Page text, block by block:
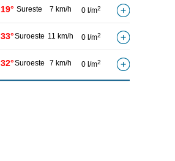
19° Sureste 7 km/h 0 l/m2
33°Suroeste 11 km/h 0 l/m2
32°Suroeste 7 km/h 0 l/m2